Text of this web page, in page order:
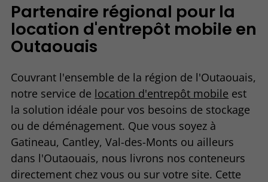
Partenaire régional pour la
location d'entrepôt mobile en
Outaouais
Couvrant l'ensemble de la région de l'Outaouais,
notre service de location d'entrepôt mobile est
la solution idéale pour vos besoins de stockage
ou de déménagement. Que vous soyez à
Gatineau, Cantley, Val-des-Monts ou ailleurs
dans l'Outaouais, nous livrons nos conteneurs
directement chez vous ou sur votre site. Cette